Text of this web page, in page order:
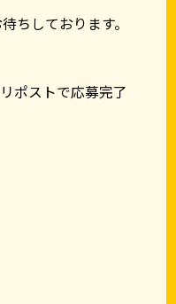
ちしております。
ポストで応募完了